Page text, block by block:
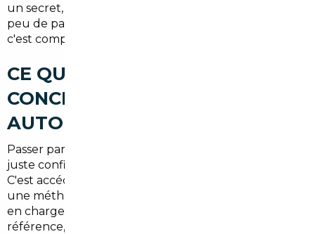
un secret, c'est simplement une opportunité que
peu de particuliers exploitent seuls — parce que
c'est complexe à organiser sans accompagnement.
CE QUE CHANGE
CONCRÈTEMENT UN COURTIER
AUTOMOBILE À BOIS-D'ARCY
Passer par un
juste confier une recherche à quelqu'un d'autre.
C'est accéder à un réseau de partenaires qualifiés,
une méthode de sourcing rigoureuse, et une prise
en charge administrative complète. Notre agence de
référence, basée à